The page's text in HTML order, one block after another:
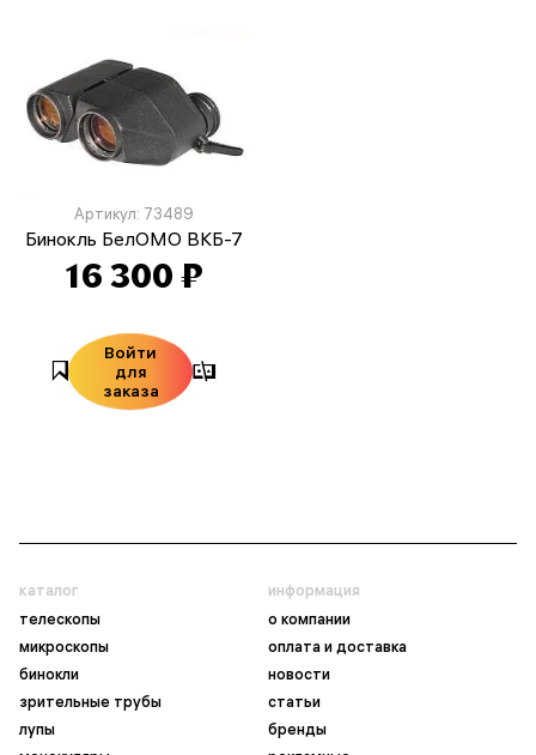
Артикул: 73489
Бинокль БелОМО ВКБ-7
16 300 ₽
Войти
для
заказа
каталог
телескопы
микроскопы
бинокли
зрительные трубы
лупы
информация
о компании
оплата и доставка
новости
статьи
бренды